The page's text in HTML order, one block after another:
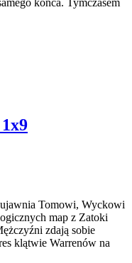
końca. Tymczasem
Tomowi, Wyckowi
map z Zatoki
zdają sobie
klątwie Warrenów na